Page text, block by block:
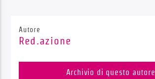
Autore
Red.azione
Archivio di questo autore